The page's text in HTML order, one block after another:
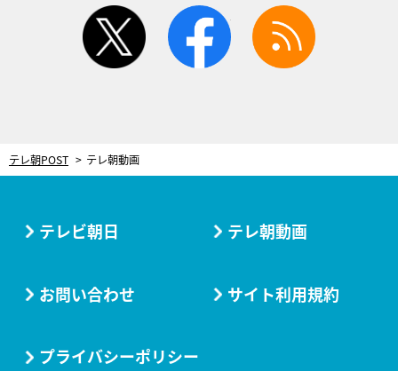
twitter facebook
テレ朝POST テレ朝動画
テレビ朝日 テレ朝動画
お問い合わせ サイト利用規約
プライバシーポリシー